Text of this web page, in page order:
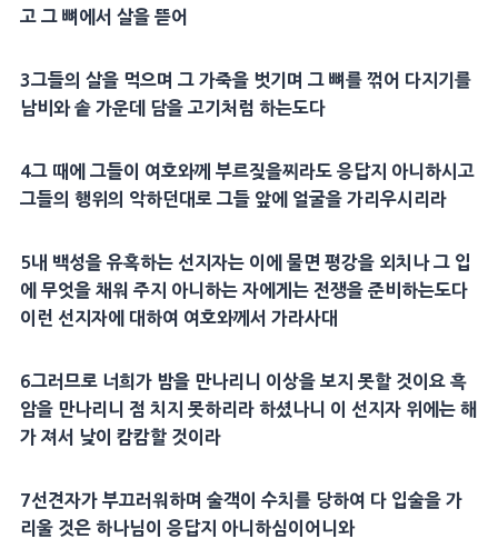
고 그 뼈에서 살을 뜯어
3그들의 살을 먹으며 그 가죽을 벗기며 그 뼈를 꺾어 다지기를
남비와 솥 가운데 담을 고기 처럼 하는도다
4그 때에 그들이 여호와께 부르짖을찌라도 응답지 아니하시고
그들의 행위 의 악하던대로 그들 앞에 얼굴을 가리우시리라
5내 백성을 유혹하는 선지자는 이에 물면 평강을 외치나 그 입
에 무엇을 채워 주지 아니하는 자에게는 전쟁을 준비하는도다
이런 선지자에 대하여 여호와께서 가라사대
6그러므로 너희가 밤을 만나리니 이상을 보지 못할 것이요 흑
암을 만나리니 점 치지 못하리라 하셨나니 이 선지자위에는 해
가 져서 낮이 캄캄할 것이라
7선견자가 부끄러워하며 술객이 수치 를 당하여 다 입술을 가
리울 것은 하나님이 응답지 아니하심이어니와